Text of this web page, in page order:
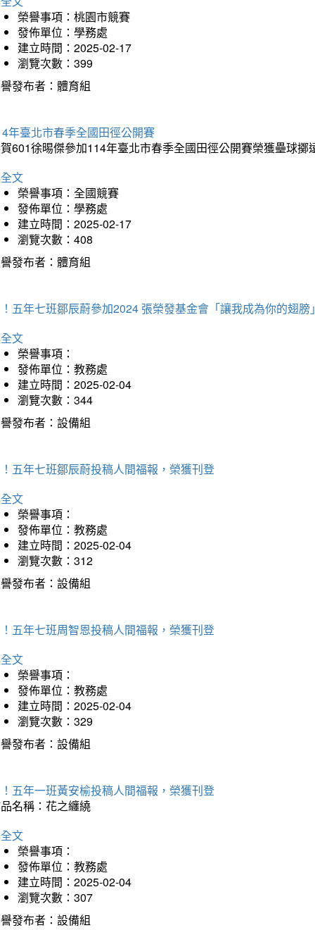
榮譽事項：桃園市競賽
發佈單位：學務處
建立時間：2025-02-17
瀏覽次數：399
發布者：體育組
年臺北市春季全國田徑公開賽
601徐晹傑參加114年臺北市春季全國田徑公開賽榮獲壘球擲
文
榮譽事項：全國競賽
發佈單位：學務處
建立時間：2025-02-17
瀏覽次數：408
發布者：體育組
五年七班鄒辰蔚參加2024 張榮發基金會「讓我成為你的翅
文
榮譽事項：
發佈單位：教務處
建立時間：2025-02-04
瀏覽次數：344
發布者：設備組
五年七班鄒辰蔚投稿人間福報，榮獲刊登
文
榮譽事項：
發佈單位：教務處
建立時間：2025-02-04
瀏覽次數：312
發布者：設備組
五年七班周智恩投稿人間福報，榮獲刊登
文
榮譽事項：
發佈單位：教務處
建立時間：2025-02-04
瀏覽次數：329
發布者：設備組
五年一班黃安榆投稿人間福報，榮獲刊登
名稱：花之纏繞
文
榮譽事項：
發佈單位：教務處
建立時間：2025-02-04
瀏覽次數：307
發布者：設備組